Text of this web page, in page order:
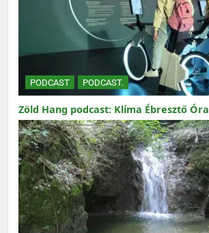
PODCAST PODCAST.
Zöld Hang podcast: Klíma Ébresztő Óra